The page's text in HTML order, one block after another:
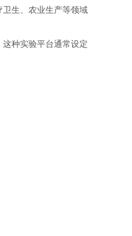
生、农业生产等领域
种实验平台通常设定